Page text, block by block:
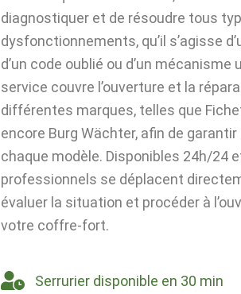
diagnostiquer et de résoudre tous
dysfonctionnements, qu’il s’agisse
d’un code oublié ou d’un
service couvre l’ouverture et la
différentes marques, telles que
encore Burg Wächter, afin de
chaque modèle. Disponibles 24h/24
professionnels se déplacent
évaluer la situation et procéder à
votre coffre-fort.
Serrurier disponible en 30 min